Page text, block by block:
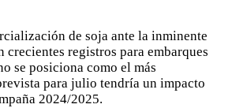
de soja ante la inminente
registros para embarques
se posiciona como el más
para julio tendría un impacto
2024/2025.